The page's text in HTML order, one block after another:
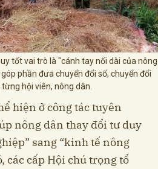
tốt vai trò là "cánh tay nối dài của nông
phần đưa chuyển đổi số, chuyển đổi
hội viên, nông dân.
hiện ở công tác tuyên
nông dân thay đổi tư duy
sang “kinh tế nông
các cấp Hội chú trọng tổ